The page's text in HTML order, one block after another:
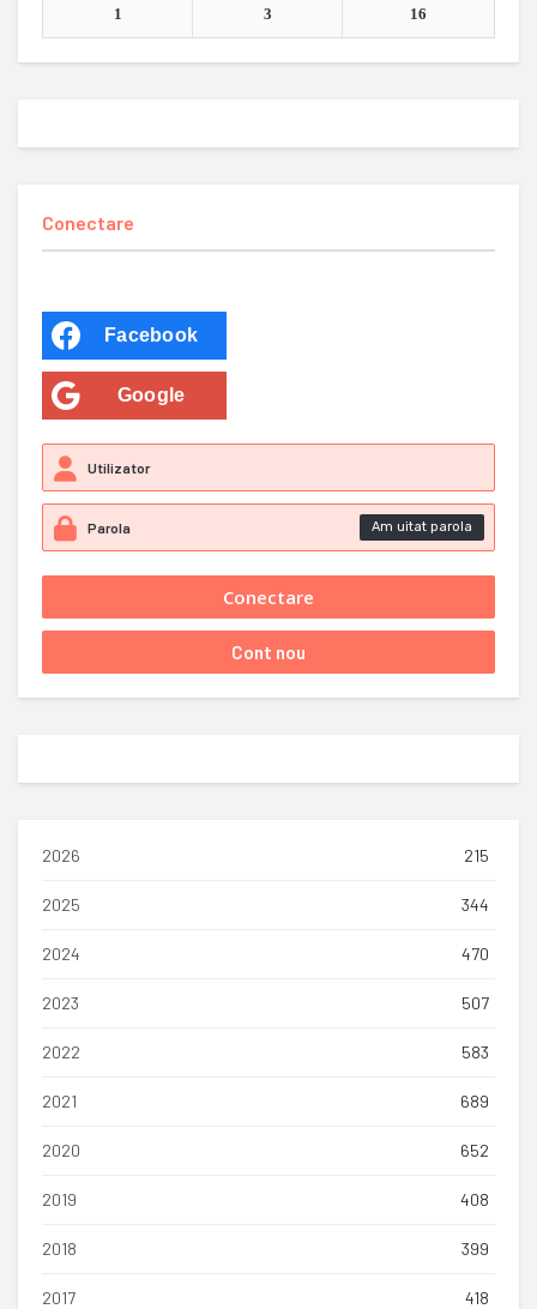
1 3 16
Conectare
Facebook
Google
Am uitat parola
2026 215
2025 344
2024 470
2023 507
2022 583
2021 689
2020 652
2019 408
2018 399
2017 418